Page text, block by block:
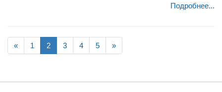
Подробнее...
« 1 2 3 4 5 »